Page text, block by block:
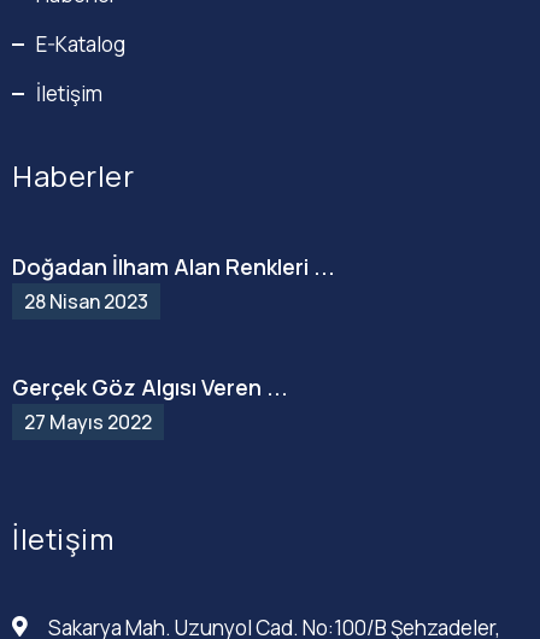
E-Katalog
İletişim
Haberler
Doğadan İlham Alan Renkleri ...
28 Nisan 2023
Gerçek Göz Algısı Veren ...
27 Mayıs 2022
İletişim
Sakarya Mah. Uzunyol Cad. No:100/B Şehzadeler,